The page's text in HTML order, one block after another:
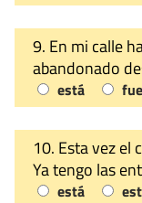
9. En mi calle
abandonado
está fue
10. Esta vez
Ya tengo las
está